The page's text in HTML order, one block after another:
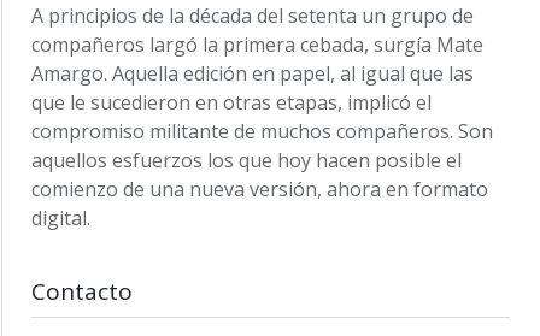
A principios de la década del setenta un grupo de
compañeros largó la primera cebada, surgía Mate
Amargo. Aquella edición en papel, al igual que las
que le sucedieron en otras etapas, implicó el
compromiso militante de muchos compañeros. Son
aquellos esfuerzos los que hoy hacen posible el
comienzo de una nueva versión, ahora en formato
digital.
Contacto